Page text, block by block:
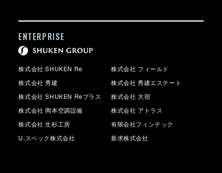
ENTERPRISE
株式会社 SHUKEN Re
株式会社 フィールド
株式会社 秀建
株式会社 秀建エステート
株式会社 SHUKEN Reプラス
株式会社 大宿
株式会社 岡本空調設備
株式会社 アトラス
株式会社 生杉工房
有限会社フィンテック
U.スペック株式会社
新求株式会社